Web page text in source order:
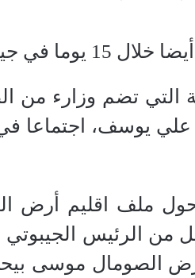
في جيبوتي
التي تضم وزارء من
ملف اقليم أرض
وشارك في القمة كل من
الصومال موسى